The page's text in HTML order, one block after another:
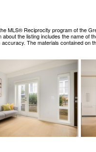
MLS® Reciprocity program of the
the listing includes the name
The materials contained